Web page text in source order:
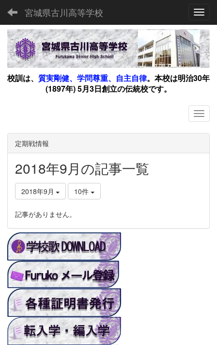
宮城県古川高等学校
校訓は、 質実剛健、学問尊重、自主自律。 本校は明治30年
(1897年) 5月3日創立の伝統校です。
定期戦情報
2018年9月の記事一覧
2018年9月 10件
記事がありません。